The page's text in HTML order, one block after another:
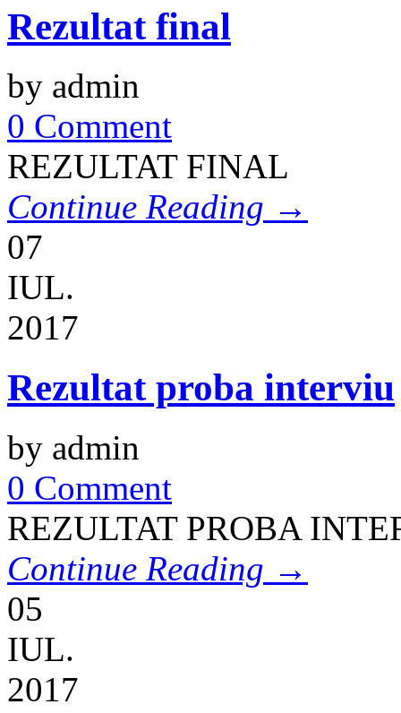
Rezultat final
by admin
0 Comment
REZULTAT FINAL
Continue Reading →
07
IUL.
2017
Rezultat proba interviu
by admin
0 Comment
REZULTAT PROBA
Continue Reading →
05
IUL.
2017